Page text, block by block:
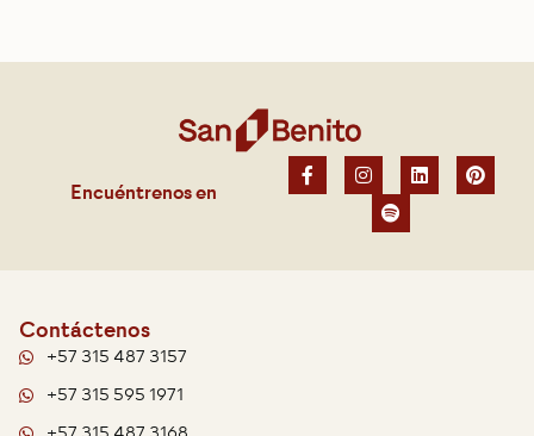
Encuéntrenos en
Contáctenos
+57 315 487 3157
+57 315 595 1971